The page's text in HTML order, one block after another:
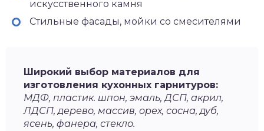
искусственного камня
Стильные фасады, мойки со смесителями
Широкий выбор материалов для
изготовления кухонных гарнитуров:
МДФ, пластик. шпон, эмаль, ДСП, акрил,
ЛДСП, дерево, массив, орех, сосна, дуб,
ясень, фанера, стекло.